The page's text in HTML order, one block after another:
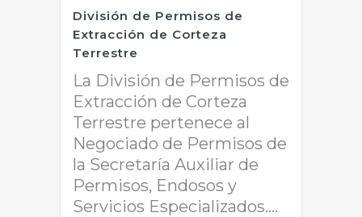
División de Permisos de
Extracción de Corteza
Terrestre
La División de Permisos de
Extracción de Corteza
Terrestre pertenece al
Negociado de Permisos de
la Secretaría Auxiliar de
Permisos, Endosos y
Servicios Especializados....